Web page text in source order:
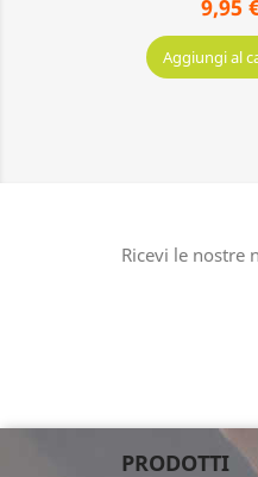
9,95
Aggiungi al
Ricevi le nostre
PRODOTTI